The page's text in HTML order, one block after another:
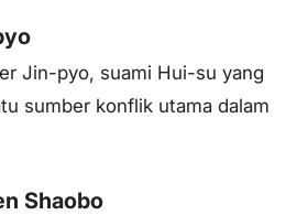
Jin-pyo, suami Hui-su yang
sumber konflik utama dalam
Shaobo